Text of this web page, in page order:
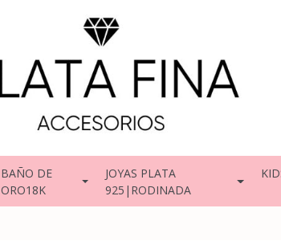
BAÑO DE
ORO18K
JOYAS PLATA
925|RODINADA